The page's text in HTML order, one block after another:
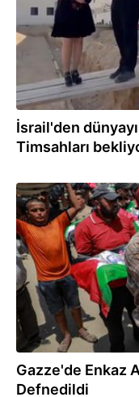
İsrail'den
Timsahları
05.08.2026
Gazze'de Enkaz
Defnedildi